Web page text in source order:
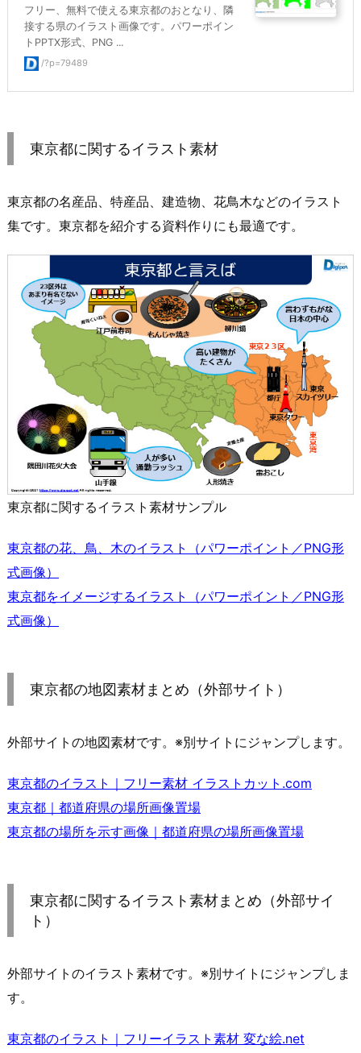
フリー、無料で使える東京都のおとなり、隣
接する県のイラスト画像です。パワーポイン
トPPTX形式、PNG ...
/?p=79489
東京都に関するイラスト素材
東京都の名産品、特産品、建造物、花鳥木などのイラスト
集です。東京都を紹介する資料作りにも最適です。
東京都に関するイラスト素材サンプル
東京都の花、鳥、木のイラスト（パワーポイント／PNG形
式画像）
東京都をイメージするイラスト（パワーポイント／PNG形
式画像）
東京都の地図素材まとめ（外部サイト）
外部サイトの地図素材です。※別サイトにジャンプします。
東京都のイラスト｜フリー素材 イラストカット.com
東京都｜都道府県の場所画像置場
東京都の場所を示す画像｜都道府県の場所画像置場
東京都に関するイラスト素材まとめ（外部サイ
ト）
外部サイトのイラスト素材です。※別サイトにジャンプしま
す。
東京都のイラスト｜フリーイラスト素材 変な絵.net